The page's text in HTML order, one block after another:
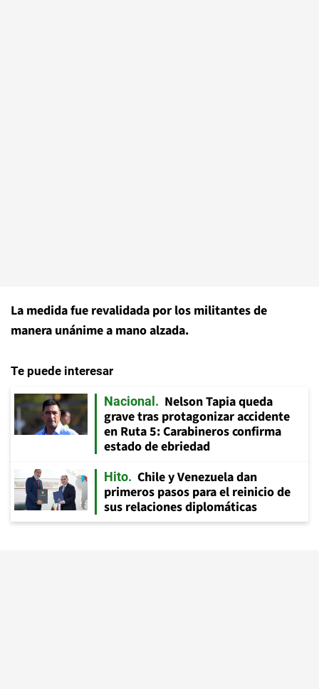
La medida fue revalidada por los militantes de
manera unánime a mano alzada.
Te puede interesar
Nacional
Nelson Tapia queda
grave tras protagonizar accidente
en Ruta 5: Carabineros confirma
estado de ebriedad
Hito
Chile y Venezuela dan
primeros pasos para el reinicio de
sus relaciones diplomáticas